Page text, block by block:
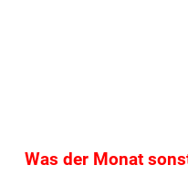
Was der Monat